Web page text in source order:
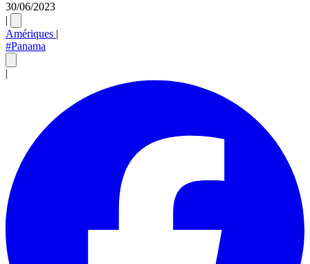
30/06/2023
|
Amériques |
#Panama
|